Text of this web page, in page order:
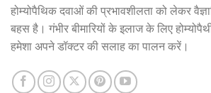
होम्योपैथिक दवाओं की प्रभावशीलता को लेकर
बहस है। गंभीर बीमारियों के इलाज के लिए
हमेशा अपने डॉक्टर की सलाह का पालन करें।